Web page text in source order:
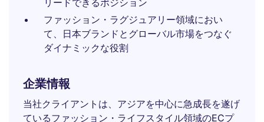
リードできるポジション
ファッション・ラグジュアリー領域におい
て、日本ブランドとグローバル市場をつなぐ
ダイナミックな役割
企業情報
当社クライアントは、アジアを中心に急成長を遂げ
ているファッション・ライフスタイル領域のECプ